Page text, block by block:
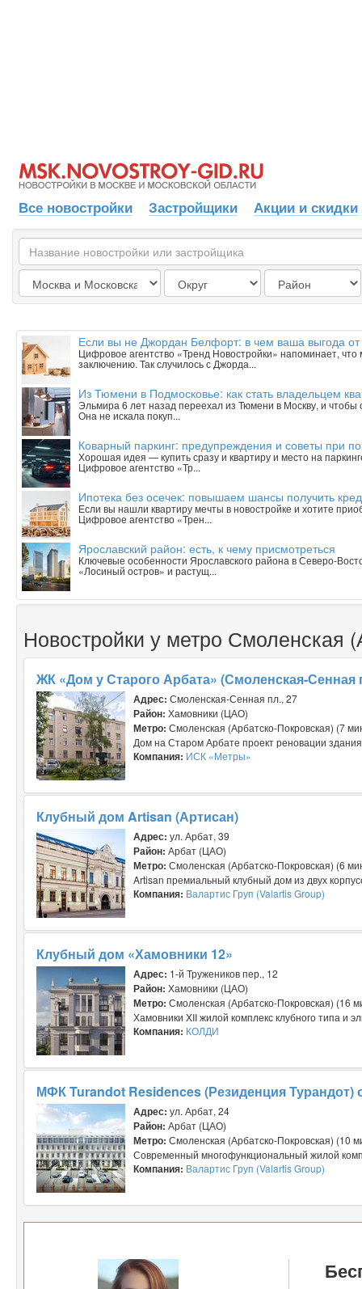
Все новостройки Застройщики Акции и скидки
Если вы не Джордан Белфорт: в чем ваша выгода от
Цифровое агентство «Тренд Новостройки» напоминает,
заключению. Так случилось с Джорда...
Из Тюмени в Подмосковье: как стать владельцем
Эльмира 6 лет назад переехал из Тюмени в Москву, и
Она не искала покуп...
Коварный паркинг: предупреждения и советы при
Хорошая идея — купить сразу и квартиру и место на
Цифровое агентство «Тр...
Ипотека без осечек: повышаем шансы получить
Если вы нашли квартиру мечты в новостройке и хотите
Цифровое агентство «Трен...
Ярославский район: есть, к чему присмотреться
Ключевые особенности Ярославского района в Северо-
«Лосиный остров» и растущ...
Новостройки у метро Смоленская
ЖК «Дом у Старого Арбата» (Смоленская-Сенная
Адрес: Смоленская-Сенная пл., 27
Район: Хамовники (ЦАО)
Метро: Смоленская (Арбатско-Покровская) (7
Дом на Старом Арбате проект реновации
Компания: ИСК «Метры»
Клубный дом Artisan (Артисан)
Адрес: ул. Арбат, 39
Район: Арбат (ЦАО)
Метро: Смоленская (Арбатско-Покровская) (6
Artisan премиальный клубный дом из двух
Компания: Валартис Груп (Valartis Group)
Клубный дом «Хамовники 12»
Адрес: 1-й Тружеников пер., 12
Район: Хамовники (ЦАО)
Метро: Смоленская (Арбатско-Покровская) (16
Хамовники XII жилой комплекс клубного типа и
Компания: КОЛДИ
МФК Turandot Residences (Резиденция Турандот)
Адрес: ул. Арбат, 24
Район: Арбат (ЦАО)
Метро: Смоленская (Арбатско-Покровская) (10
Современный многофункциональный жилой
Компания: Валартис Груп (Valartis Group)